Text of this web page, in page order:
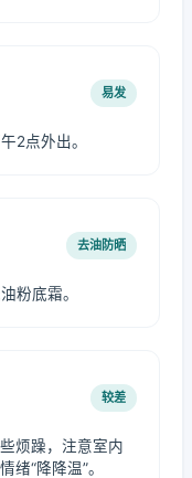
易发
2点外出。
去油防晒
粉底霜。
较差
烦躁，注意室内
“降降温”。